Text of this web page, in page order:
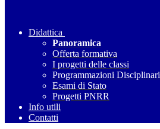
Didattica
Panoramica
Offerta formativa
I progetti delle classi
Programmazioni Disciplinari
Esami di Stato
Progetti PNRR
Info utili
Contatti